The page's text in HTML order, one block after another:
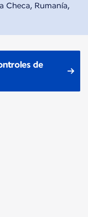
Checa, Rumanía,
de